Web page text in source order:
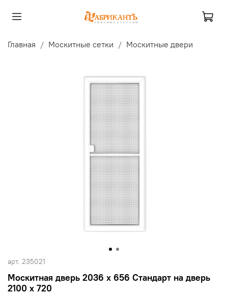
Главная Москитные сетки Москитные двери
арт. 235021
Москитная дверь 2036 х 656 Стандарт на дверь
2100 х 720